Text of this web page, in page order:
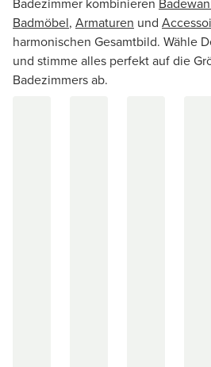
Badezimmer kombinieren
Badmöbel, Armaturen und
harmonischen Gesamtbild. Wähle
und stimme alles perfekt auf die
Badezimmers ab.